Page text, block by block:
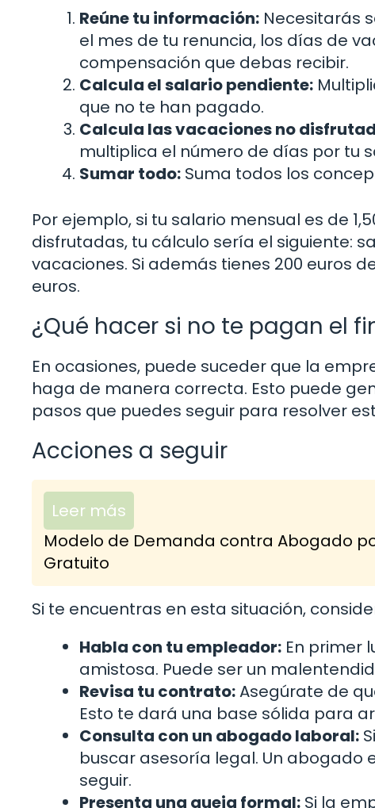
Reúne tu información: Necesitarás
el mes de tu renuncia, los días de
compensación que debas recibir.
Calcula el salario pendiente:
que no te han pagado.
Calcula las vacaciones no
multiplica el número de días por tu
Sumar todo: Suma todos los
Por ejemplo, si tu salario mensual es de
disfrutadas, tu cálculo sería el siguiente:
vacaciones. Si además tienes 200 euros
euros.
¿Qué hacer si no te pagan el
En ocasiones, puede suceder que la
haga de manera correcta. Esto puede
pasos que puedes seguir para resolver
Acciones a seguir
Leer más
Modelo de Demanda contra Abogado
Gratuito
Si te encuentras en esta situación,
Habla con tu empleador: En primer
amistosa. Puede ser un
Revisa tu contrato:Asegúrate de
Esto te dará una base sólida para
Consulta con un abogado laboral:
buscar asesoría legal. Un abogado
seguir.
Presenta una queja formal: Si la